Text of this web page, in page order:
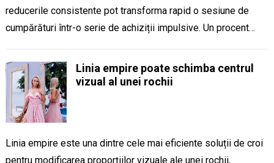
reducerile consistente pot transforma rapid o sesiune de
cumpărături într-o serie de achiziții impulsive. Un procent…
Linia empire poate schimba centrul
vizual al unei rochii
Linia empire este una dintre cele mai eficiente soluții de croi
pentru modificarea proporțiilor vizuale ale unei rochii,